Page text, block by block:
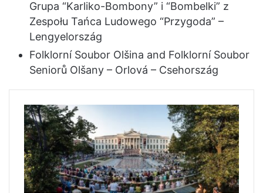
Grupa “Karliko-Bombony” i “Bombelki” z
Zespołu Tańca Ludowego “Przygoda” –
Lengyelország
Folklorní Soubor Olšina and Folklorní Soubor
Seniorů Olšany – Orlová – Csehország